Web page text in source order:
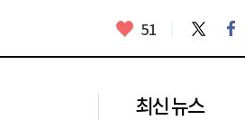
좋
요
51 트
위
터
페
이
스
최신 뉴스